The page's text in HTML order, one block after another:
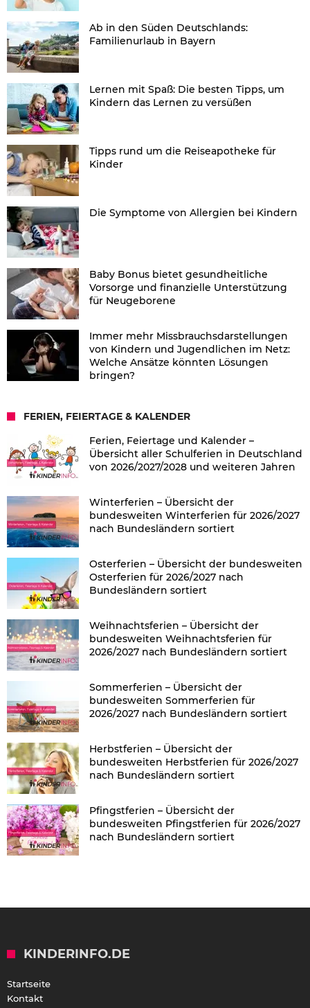
Ab in den Süden Deutschlands:
Familienurlaub in Bayern
Lernen mit Spaß: Die besten Tipps, um
Kindern das Lernen zu versüßen
Tipps rund um die Reiseapotheke für
Kinder
Die Symptome von Allergien bei Kindern
Baby Bonus bietet gesundheitliche
Vorsorge und finanzielle Unterstützung
für Neugeborene
Immer mehr Missbrauchsdarstellungen
von Kindern und Jugendlichen im Netz:
Welche Ansätze könnten Lösungen
bringen?
FERIEN, FEIERTAGE & KALENDER
Ferien, Feiertage und Kalender –
Übersicht aller Schulferien in Deutschland
von 2026/2027/2028 und weiteren Jahren
Winterferien – Übersicht der
bundesweiten Winterferien für 2026/2027
nach Bundesländern sortiert
Osterferien – Übersicht der bundesweiten
Osterferien für 2026/2027 nach
Bundesländern sortiert
Weihnachtsferien – Übersicht der
bundesweiten Weihnachtsferien für
2026/2027 nach Bundesländern sortiert
Sommerferien – Übersicht der
bundesweiten Sommerferien für
2026/2027 nach Bundesländern sortiert
Herbstferien – Übersicht der
bundesweiten Herbstferien für 2026/2027
nach Bundesländern sortiert
Pfingstferien – Übersicht der
bundesweiten Pfingstferien für 2026/2027
nach Bundesländern sortiert
KINDERINFO.DE
Startseite
Kontakt